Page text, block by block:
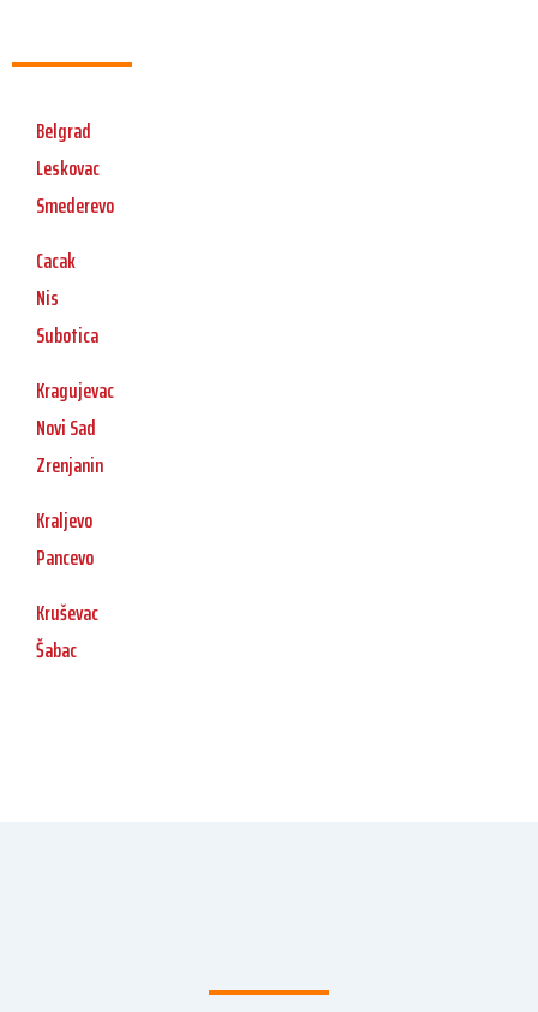
Belgrad
Leskovac
Smederevo
Cacak
Nis
Subotica
Kragujevac
Novi Sad
Zrenjanin
Kraljevo
Pancevo
Kruševac
Šabac